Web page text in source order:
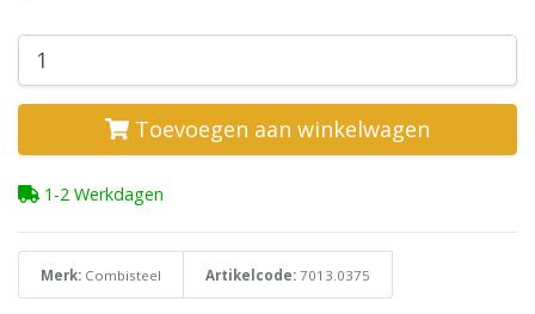
Toevoegen aan winkelwagen
1-2 Werkdagen
Merk: Combisteel Artikelcode: 7013.0375